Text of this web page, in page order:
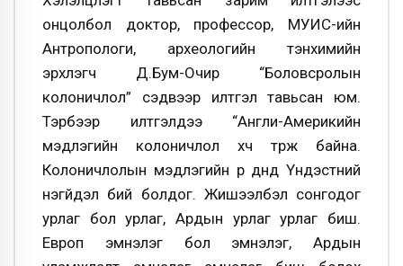
онцолбол доктор, профессор, МУИС-ийн
Антропологи, археологийн тэнхимийн
эрхлэгч Д.Бум-Очир “Боловсролын
колоничлол” сэдвээр илтгэл тавьсан юм.
Тэрбээр илтгэлдээ “Англи-Америкийн
мэдлэгийн колоничлол хүч түрж байна.
Колоничлолын мэдлэгийн үр дүнд Үндэстний
үнэгүйдэл бий болдог. Жишээлбэл сонгодог
урлаг бол урлаг, Ардын урлаг урлаг биш.
Европ эмнэлэг бол эмнэлэг, Ардын